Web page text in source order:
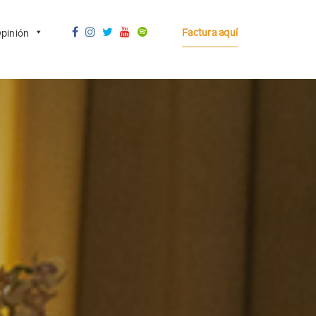
Factura aquí